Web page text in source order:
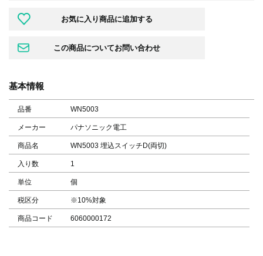
基本情報
品番 WN5003
メーカー パナソニック電工
商品名 WN5003 埋込スイッチD(両切)
入り数 1
単位 個
税区分 ※10%対象
商品コード 6060000172